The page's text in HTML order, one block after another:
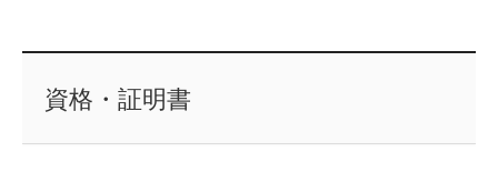
資格・証明書